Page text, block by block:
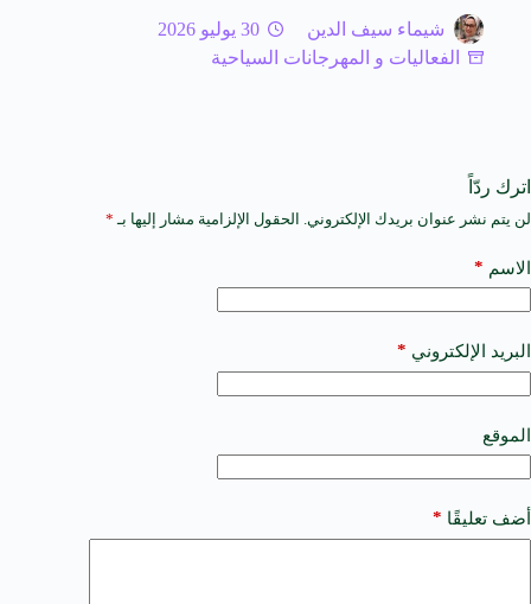
شيماء سيف الدين
30 يوليو 2026
الفعاليات و المهرجانات السياحية
اترك ردّاً
لن يتم نشر عنوان بريدك الإلكتروني. الحقول الإلزامية مشار إليها بـ *
الاسم *
البريد الإلكتروني *
الموقع
أضف تعليقًا *
A
t
e
a
t
i
e
: